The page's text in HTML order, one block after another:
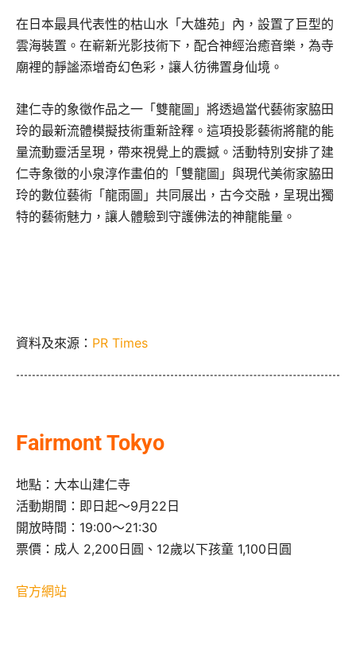
在日本最具代表性的枯山水「大雄苑」內，設置了巨型的
雲海裝置。在嶄新光影技術下，配合神經治癒音樂，為寺
廟裡的靜謐添增奇幻色彩，讓人彷彿置身仙境。
建仁寺的象徵作品之一「雙龍圖」將透過當代藝術家脇田
玲的最新流體模擬技術重新詮釋。這項投影藝術將龍的能
量流動靈活呈現，帶來視覺上的震撼。活動特別安排了建
仁寺象徵的小泉淳作畫伯的「雙龍圖」與現代美術家脇田
玲的數位藝術「龍雨圖」共同展出，古今交融，呈現出獨
特的藝術魅力，讓人體驗到守護佛法的神龍能量。
資料及來源： PR Times
Fairmont Tokyo
地點：大本山建仁寺
活動期間：即日起～9⽉22⽇
開放時間：19:00～21:30
票價：成人 2,200日圓、12歲以下孩童 1,100日圓
官方網站